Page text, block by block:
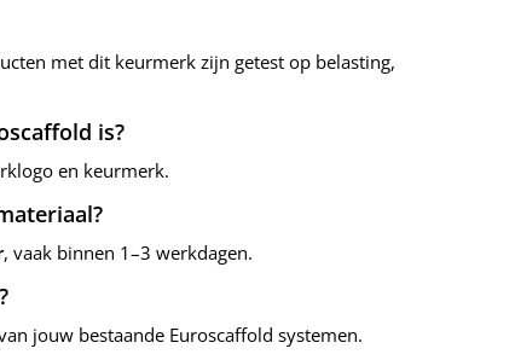
met dit keurmerk zijn getest op belasting,
is?
en keurmerk.
, vaak binnen 1–3 werkdagen.
jouw bestaande Euroscaffold systemen.